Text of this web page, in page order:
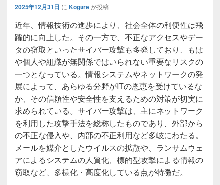
2025年12月31日 に Kogureが投稿
近年、情報技術の進歩により、社会全体の利便性は飛
躍的に向上した。 その一方で、不正なアクセスやデー
タの窃取といったサイバー攻撃も多発しており、もは
や個人や組織が無関係ではいられない重要なリスクの
一つとなっている。情報システムやネットワークの発
展によって、あらゆる分野がITの恩恵を受けているな
か、その信頼性や安全性を支えるための対策が切実に
求められている。サイバー攻撃は、主にネットワーク
を利用した攻撃手法を総称したものであり、外部から
の不正な侵入や、内部の不正利用など多岐にわたる。
メールを媒介としたウイルスの拡散や、ランサムウェ
アによるシステムの人質化、標的型攻撃による情報の
窃取など、多様化・高度化している点が特徴だ。